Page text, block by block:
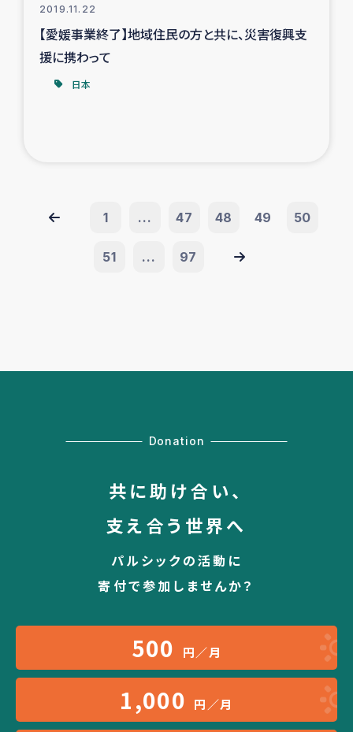
2019.11.22
【愛媛事業終了】地域住民の方と共に、災害復興支
援に携わって
日本
1 ... 47 48 49 50
51 ... 97
Donation
共に助け合い、
支え合う世界へ
パルシックの活動に
寄付で参加しませんか？
500 円／月
1,000 円／月